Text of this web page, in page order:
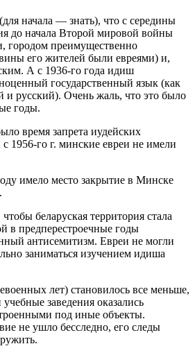
начала — знать), что с середины
до начала Второй мировой войны
городом преимущественно
его жителей были евреями) и,
А с 1936-го года идиш
государственный язык (как
и русский). Очень жаль, что это было
годы.
время запрета иудейских
1956-го г. минские евреи не имели
имело место закрытие в Минске
беларуская территория стала
в предперестроечные годы
антисемитизм. Евреи не могли
заниматься изучением идиша
лет) становилось все меньше,
заведения оказались
под иные объекты.
не ушло бесследно, его следы